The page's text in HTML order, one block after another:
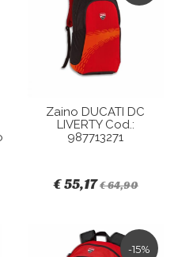
Zaino DUCATI DC
LIVERTY Cod.:
987713271
€ 55,17€ 64,90
-15%